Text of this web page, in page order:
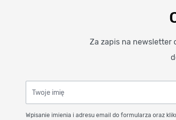
Za zapis na newsletter
Wpisanie imienia i adresu email do formularza oraz